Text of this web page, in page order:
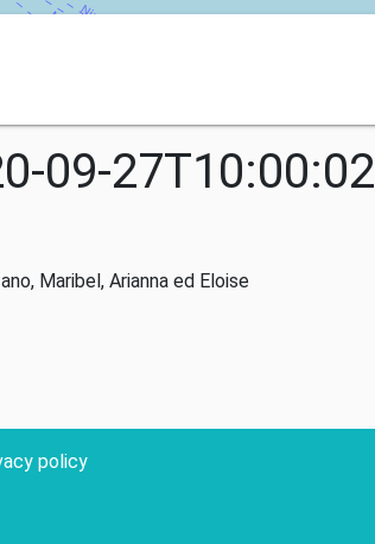
09-27T10:00:02
Maribel, Arianna ed Eloise
policy